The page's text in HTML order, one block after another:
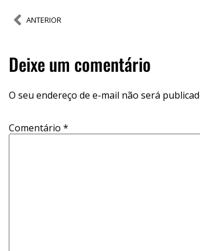
ANTERIOR
Deixe um comentário
O seu endereço de e-mail não será
Comentário *